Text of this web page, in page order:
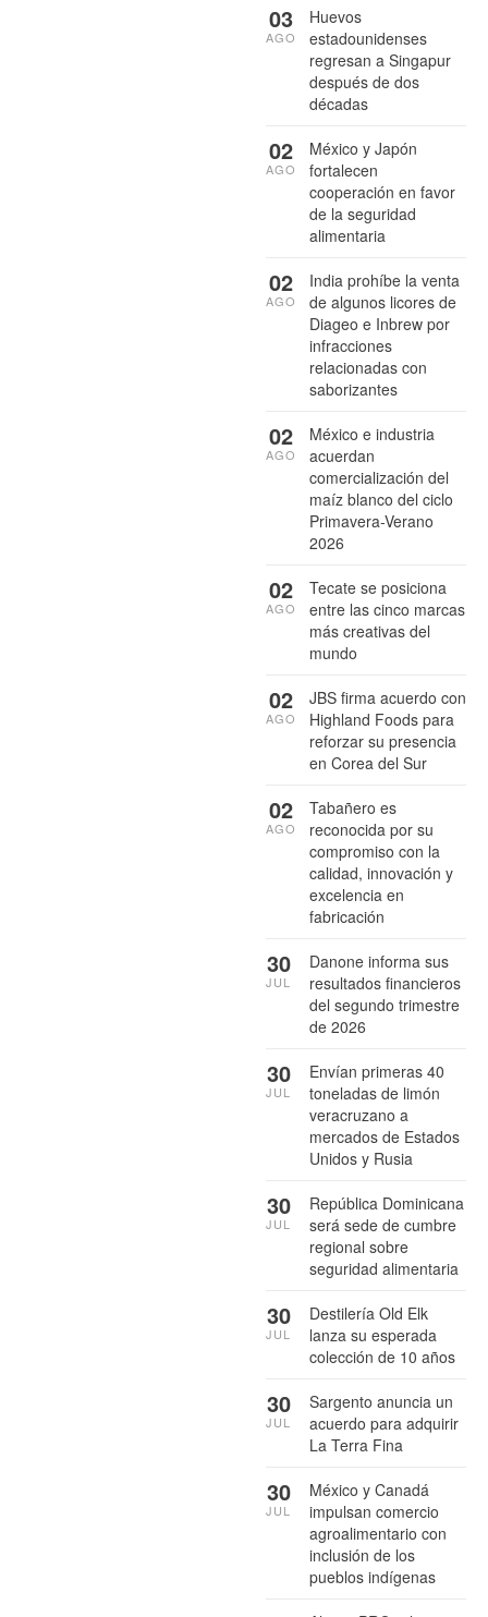
Huevos
estadounidenses
regresan a Singapur
después de dos
décadas
03
AGO
México y Japón
fortalecen
cooperación en favor
de la seguridad
alimentaria
02
AGO
India prohíbe la venta
de algunos licores de
Diageo e Inbrew por
infracciones
relacionadas con
saborizantes
02
AGO
México e industria
acuerdan
comercialización del
maíz blanco del ciclo
Primavera-Verano
2026
02
AGO
Tecate se posiciona
entre las cinco marcas
más creativas del
mundo
02
AGO
JBS firma acuerdo con
Highland Foods para
reforzar su presencia
en Corea del Sur
02
AGO
Tabañero es
reconocida por su
compromiso con la
calidad, innovación y
excelencia en
fabricación
02
AGO
Danone informa sus
resultados financieros
del segundo trimestre
de 2026
30
JUL
Envían primeras 40
toneladas de limón
veracruzano a
mercados de Estados
Unidos y Rusia
30
JUL
República Dominicana
será sede de cumbre
regional sobre
seguridad alimentaria
30
JUL
Destilería Old Elk
lanza su esperada
colección de 10 años
30
JUL
Sargento anuncia un
acuerdo para adquirir
La Terra Fina
30
JUL
México y Canadá
impulsan comercio
agroalimentario con
inclusión de los
pueblos indígenas
30
JUL